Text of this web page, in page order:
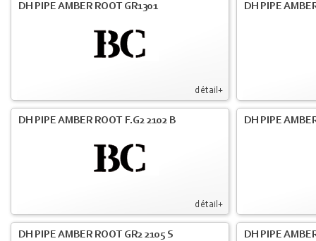
détail+
DH PIPE AMBER ROOT GR1301 DH PIPE
détail+
DH PIPE AMBER ROOT F.G2 2102 B DH PIPE
DH PIPE AMBER ROOT GR2 2105 S DH PIPE